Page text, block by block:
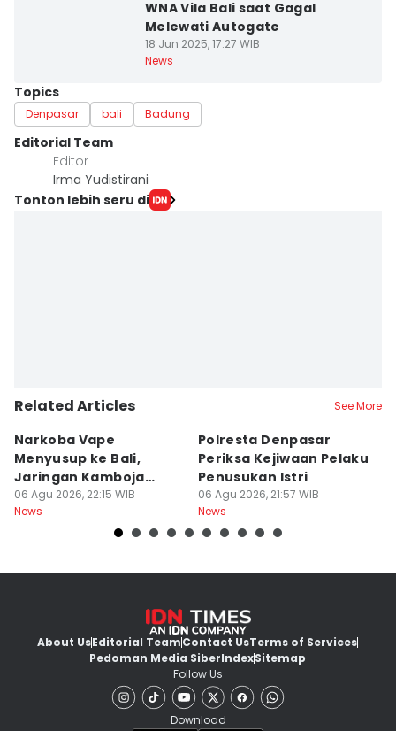
WNA Vila Bali saat Gagal
Melewati Autogate
18 Jun 2025, 17:27 WIB
News
Topics
Denpasar bali Badung
Editorial Team
Editor
Irma Yudistirani
Tonton lebih seru di
Related Articles See More
Narkoba Vape
Menyusup ke Bali,
Jaringan Kamboja
Terbongkar
06 Agu 2026, 22:15 WIB
News
Polresta Denpasar
Periksa Kejiwaan Pelaku
Penusukan Istri
06 Agu 2026, 21:57 WIB
News
About UsEditorial TeamContact UsTerms of Services
Pedoman Media SiberIndexSitemap
Follow Us
Download